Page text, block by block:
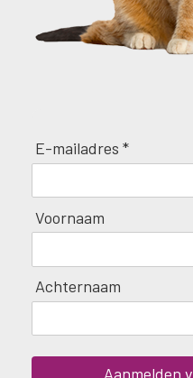
E-mailadres *
Voornaam
Achternaam
Aanmelden